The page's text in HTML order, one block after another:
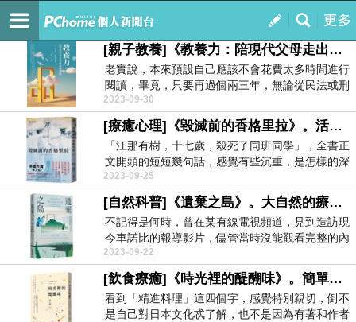
我的
訂閱
純想純享
[親子教養]《教養力：陪現代父母走出教養撞牆期》。打造雙贏的局面 - 李雪櫻 / 風和文創
老實說，本來預設自己應該不會花費太多時間進行
閱讀，畢竟，只要再過個兩三年，無論從民法或刑
法上來看，自...
2023-09-30
[療癒心理]《毀滅前的香格里拉》。活著就有希望 - 凪良汐 / 采實文化
「江那有樹，十七歲，殺死了同班同學」，全書正
文開頭的短短幾句話，感覺有些沉重，是怎樣的深
仇大恨，讓正...
2023-09-25
[自然科普]《遺棄之島》。大自然的療癒與生命之路 - 凱兒．弗林 / 商周
不記得是何時，曾在某有線電視頻道，見到造訪現
今車諾比的報導影片，儘管當時沒能觀看完整的內
容，但無論是...
2023-09-22
[飲食療癒]《時光裡的醍醐味》。簡單生活 用心經歷- 水上勉 / 大樹林
看到「精進料理」這四個字，感覺特別親切，倒不
是自己對日本文化忒了解，也不是因為有著和作者